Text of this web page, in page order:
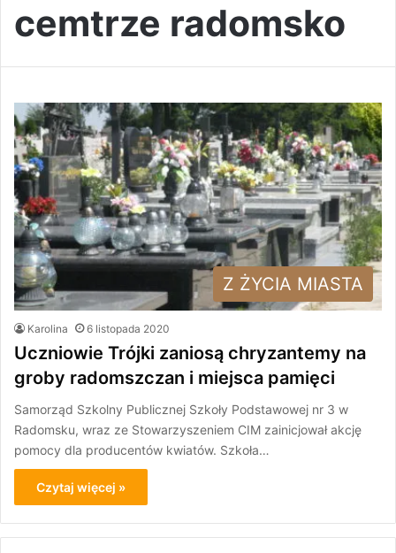
cemtrze radomsko
Z ŻYCIA MIASTA
Karolina 6 listopada 2020
Uczniowie Trójki zaniosą chryzantemy na
groby radomszczan i miejsca pamięci
Samorząd Szkolny Publicznej Szkoły Podstawowej nr 3 w
Radomsku, wraz ze Stowarzyszeniem CIM zainicjował akcję
pomocy dla producentów kwiatów. Szkoła…
Czytaj więcej »